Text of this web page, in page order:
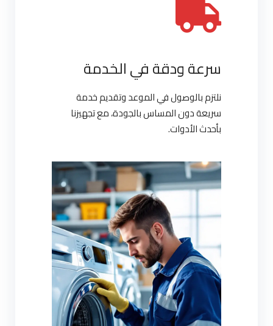
سرعة ودقة في الخدمة
نلتزم بالوصول في الموعد وتقديم خدمة
سريعة دون المساس بالجودة، مع تجهيزنا
بأحدث الأدوات.